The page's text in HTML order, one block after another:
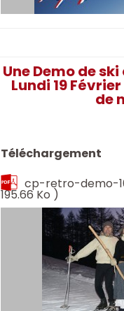
Une Demo de
Lundi 19
de
Téléchargement
cp-retro-demo-
195.66 Ko )